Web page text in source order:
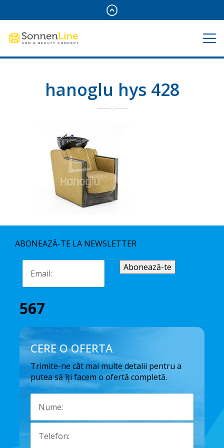
hanoglu hys 428
ABONEAZĂ-TE LA NEWSLETTER
567
CERE O OFERTA
Trimite-ne cât mai multe detalii pentru a
putea să îți facem o ofertă completă.